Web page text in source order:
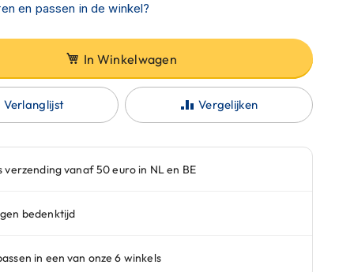
en passen in de winkel?
In Winkelwagen
Verlanglijst Vergelijken